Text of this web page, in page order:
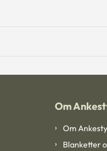
Om
Om
Blanketter